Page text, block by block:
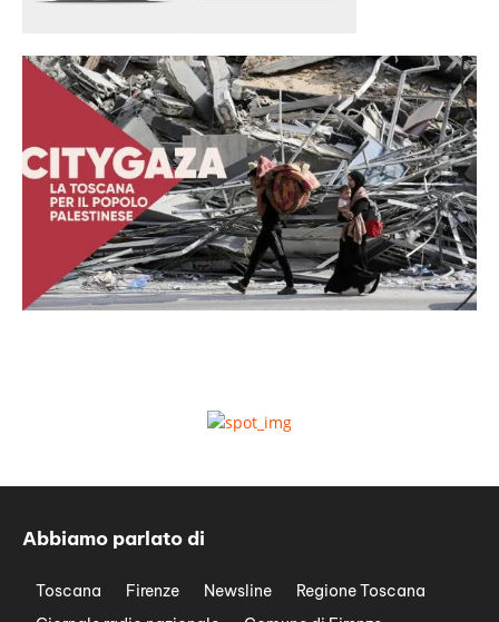
Abbiamo parlato di
Toscana Firenze Newsline
Regione Toscana